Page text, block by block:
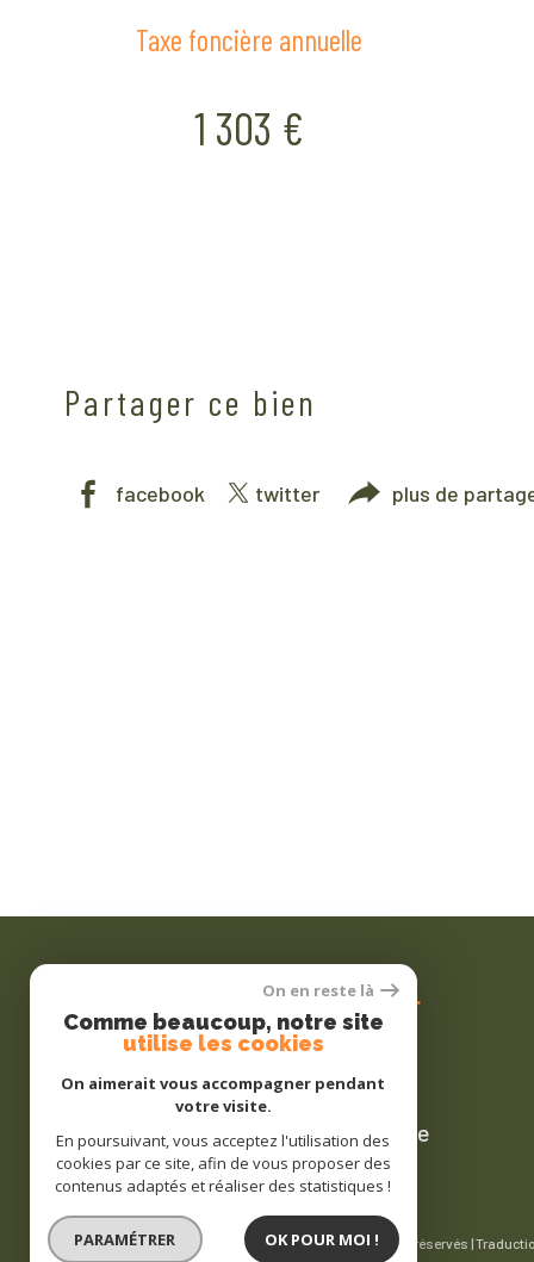
Taxe foncière annuelle
1 303 €
Partager ce bien
facebook twitter plus de
Se
connecter
espace propriétaire
© 2026 | Tous droits réservés |
On en reste là
Comme beaucoup, notre site
utilise les cookies
On aimerait vous accompagner pendant
votre visite.
En poursuivant, vous acceptez l'utilisation des
cookies par ce site, afin de vous proposer des
contenus adaptés et réaliser des statistiques !
PARAMÉTRER OK POUR MOI !